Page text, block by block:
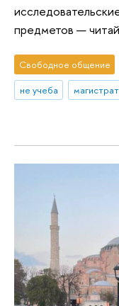
предметов —
Свободное общение
не учеба